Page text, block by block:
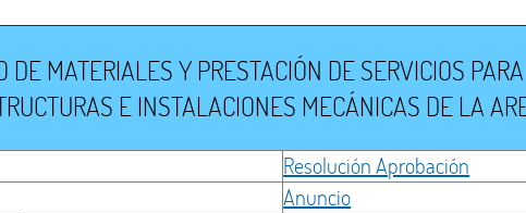
DE MATERIALES Y PRESTACIÓN DE SERVICIOS
E INSTALACIONES MECÁNICAS DE LA
Resolución Aprobación
Anuncio